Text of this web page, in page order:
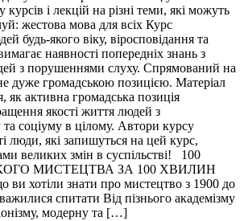
курсів і лекцій на різні теми, які можуть
жестова мова для всіх Курс
будь-якого віку, віросповідання та
наявності попередніх знань з
з порушеннями слуху. Спрямований на
дуже громадською позицією. Матеріал
як активна громадська позиція
якості життя людей з
соціуму в цілому. Автори курсу
люди, які запишуться на цей курс,
великих змін в суспільстві! 100
МИСТЕЦТВА ЗА 100 ХВИЛИН
ви хотіли знати про мистецтво з 1900 до
спитати Від пізнього академізму
модерну та […]